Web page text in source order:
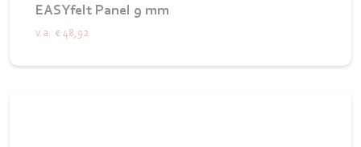
EASYfelt Panel 9 mm
v.a. € 48,92